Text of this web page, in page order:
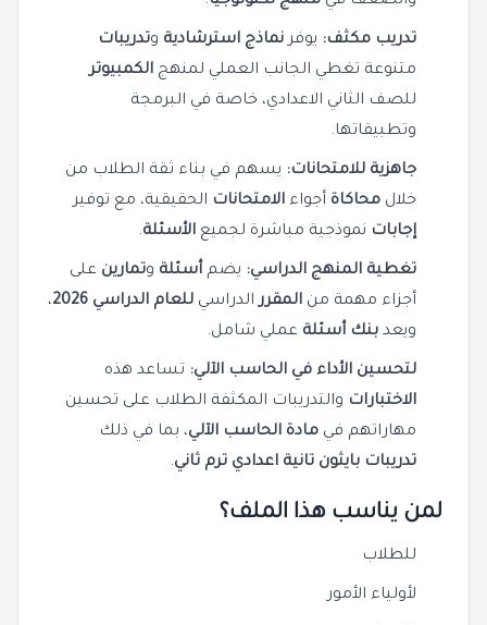
تدريب مكثف: يوفرنماذج استرشادية وتدريبات
متنوعة تغطي الجانب العملي لمنهج الكمبيوتر
للصف الثاني الاعدادي، خاصة في البرمجة
وتطبيقاتها.
جاهزية للامتحانات: يسهم في بناء ثقة الطلاب من
خلال محاكاة أجواء الامتحانات الحقيقية، مع توفير
إجابات نموذجية مباشرة لجميع الأسئلة.
تغطية المنهج الدراسي: يضم أسئلة وتمارين على
أجزاء مهمة من المقررالدراسي للعام الدراسي 2026
،
ويعد بنك أسئلة عملي شامل.
لتحسين الأداء في الحاسب الآلي: تساعد هذه
الاختبارات والتدريبات المكثفة الطلاب على تحسين
مهاراتهم في مادة الحاسب الآلي، بما في ذلك
تدريبات بايثون تانية اعدادي ترم ثاني.
لمن يناسب هذا الملف؟
للطلاب
لأولياء الأمور